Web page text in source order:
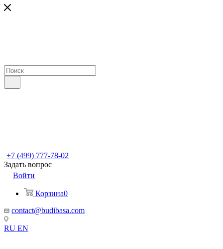
+7 (499) 777-78-02
Задать вопрос
Войти
Корзина0
contact@budibasa.com
RU EN